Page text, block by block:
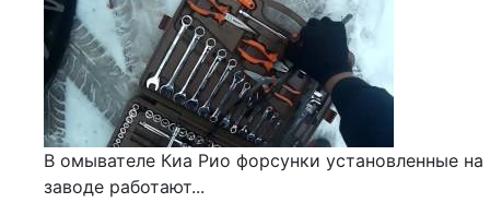
В омывателе Киа Рио форсунки установленные на
заводе работают...